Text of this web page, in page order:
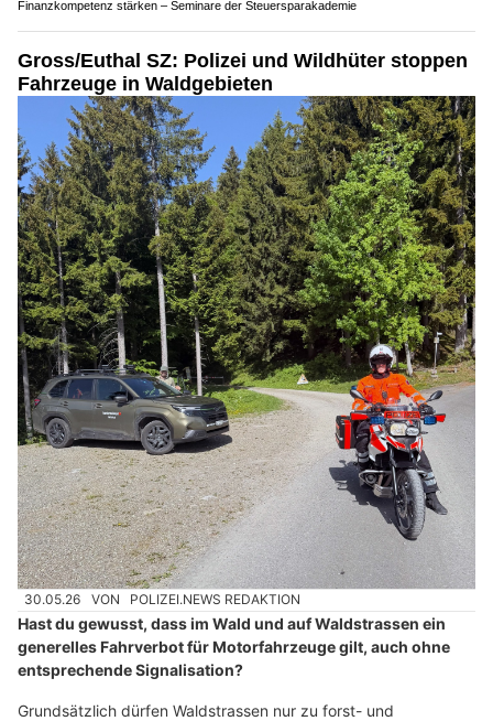
Finanzkompetenz stärken – Seminare der Steuersparakademie
Gross/Euthal SZ: Polizei und Wildhüter stoppen
Fahrzeuge in Waldgebieten
30.05.26 VON POLIZEI.NEWS REDAKTION
Hast du gewusst, dass im Wald und auf Waldstrassen ein
generelles Fahrverbot für Motorfahrzeuge gilt, auch ohne
entsprechende Signalisation?
Grundsätzlich dürfen Waldstrassen nur zu forst- und